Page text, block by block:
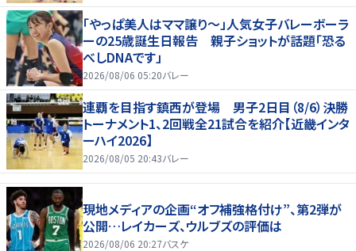
「やっぱ美人はママ譲り～」人気女子バレーボーラ
ーの25歳誕生日報告 親子ショットが話題「恐る
べしDNAです」
2026/08/06 05:20バレー
連覇を目指す鎮西が登場 男子2日目（8/6）決勝
トーナメント1、2回戦全21試合を紹介【近畿インタ
ーハイ2026】
2026/08/05 20:43バレー
現地メディアの企画“オフ補強格付け”、第2弾が
公開…レイカーズ、ウルブズの評価は
2026/08/06 20:27バスケ